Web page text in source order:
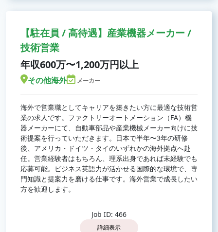
【駐在員 / 高待遇】産業機器メーカー /
技術営業
年収600万〜1,200万円以上
その他海外 メーカー
海外で営業職としてキャリアを築きたい方に最適な技術営
業の求人です。ファクトリーオートメーション（FA）機
器メーカーにて、自動車部品や産業機械メーカー向けに技
術提案を行っていただきます。日本で半年〜3年の研修
後、アメリカ・ドイツ・タイのいずれかの海外拠点へ赴
任。営業経験者はもちろん、理系出身であれば未経験でも
応募可能。ビジネス英語力が活かせる国際的な環境で、専
門知識と提案力を磨ける仕事です。海外営業で成長したい
方を歓迎します。
Job ID: 466
詳細表示